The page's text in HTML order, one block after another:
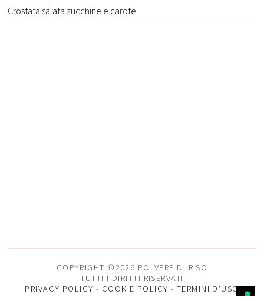
Crostata salata zucchine e carote
COPYRIGHT ©2026 POLVERE DI RISO
TUTTI I DIRITTI RISERVATI
PRIVACY POLICY - COOKIE POLICY - TERMINI D'USO